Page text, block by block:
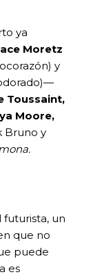
ya
Moretz
y
Toussaint,
Moore,
Bruno y
un
que no
puede
es